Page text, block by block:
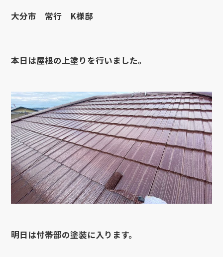
大分市 常行 K様邸
本日は屋根の上塗りを行いました。
明日は付帯部の塗装に入ります。